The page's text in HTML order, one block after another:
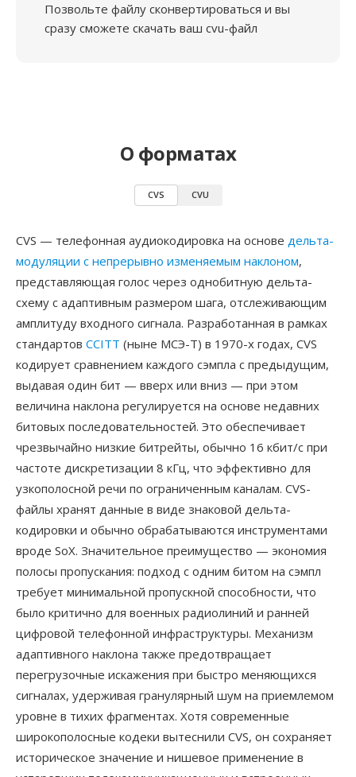
Позвольте файлу сконвертироваться и вы
сразу сможете скачать ваш cvu-файл
О форматах
CVS CVU
CVS — телефонная аудиокодировка на основе дельта-
модуляции с непрерывно изменяемым наклоном,
представляющая голос через однобитную дельта-
схему с адаптивным размером шага, отслеживающим
амплитуду входного сигнала. Разработанная в рамках
стандартов CCITT (ныне МСЭ-Т) в 1970-х годах, CVS
кодирует сравнением каждого сэмпла с предыдущим,
выдавая один бит — вверх или вниз — при этом
величина наклона регулируется на основе недавних
битовых последовательностей. Это обеспечивает
чрезвычайно низкие битрейты, обычно 16 кбит/с при
частоте дискретизации 8 кГц, что эффективно для
узкополосной речи по ограниченным каналам. CVS-
файлы хранят данные в виде знаковой дельта-
кодировки и обычно обрабатываются инструментами
вроде SoX. Значительное преимущество — экономия
полосы пропускания: подход с одним битом на сэмпл
требует минимальной пропускной способности, что
было критично для военных радиолиний и ранней
цифровой телефонной инфраструктуры. Механизм
адаптивного наклона также предотвращает
перегрузочные искажения при быстро меняющихся
сигналах, удерживая гранулярный шум на приемлемом
уровне в тихих фрагментах. Хотя современные
широкополосные кодеки вытеснили CVS, он сохраняет
историческое значение и нишевое применение в